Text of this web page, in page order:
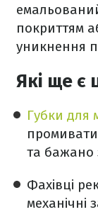
покриттям
уникнення
Які ще є
Губки для
та бажано
Фахівці
механічні